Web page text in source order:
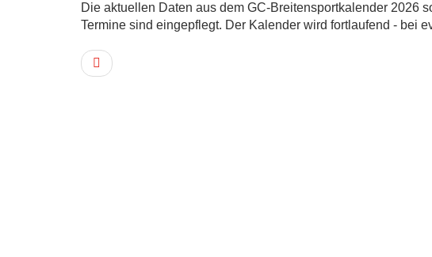
Die aktuellen Daten aus dem GC-Breitensportkalender 2026
Termine sind eingepflegt. Der Kalender wird fortlaufend - bei